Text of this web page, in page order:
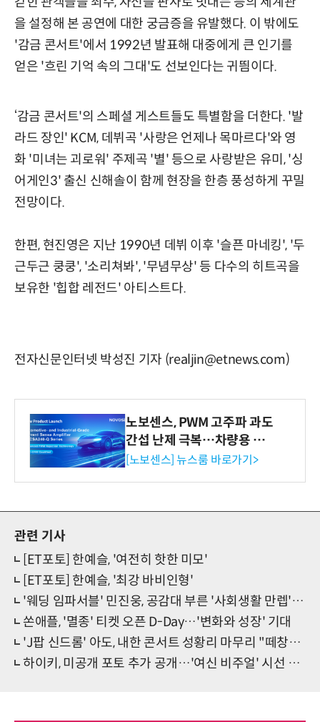
을 설정해 본 공연에 대한 궁금증을 유발했다. 이 밖에도
'감금 콘서트'에서 1992년 발표해 대중에게 큰 인기를
얻은 '흐린 기억 속의 그대'도 선보인다는 귀띔이다.
‘감금 콘서트'의 스페셜 게스트들도 특별함을 더한다. '발
라드 장인' KCM, 데뷔곡 '사랑은 언제나 목마르다'와 영
화 '미녀는 괴로워' 주제곡 '별' 등으로 사랑받은 유미, '싱
어게인3' 출신 신해솔이 함께 현장을 한층 풍성하게 꾸밀
전망이다.
한편, 현진영은 지난 1990년 데뷔 이후 '슬픈 마네킹', '두
근두근 쿵쿵', '소리쳐봐', '무념무상' 등 다수의 히트곡을
보유한 '힙합 레전드' 아티스트다.
전자신문인터넷 박성진 기자 (realjin@etnews.com)
노보센스, PWM 고주파 과도
간섭 난제 극복…차량용 전
류 감지 증폭기
[노보센스] 뉴스룸 바로가기>
관련 기사
[ET포토] 한예슬, '여전히 핫한 미모'
[ET포토] 한예슬, '최강 바비인형'
'웨딩 임파서블' 민진웅, 공감대 부른 '사회생활 만렙' 캐릭터
쏜애플, '멸종' 티켓 오픈 D-Day…'변화와 성장' 기대
'J팝 신드롬' 아도, 내한 콘서트 성황리 마무리 "떼창+슬로건 기뻤다" 감동
하이키, 미공개 포토 추가 공개…'여신 비주얼' 시선 집중